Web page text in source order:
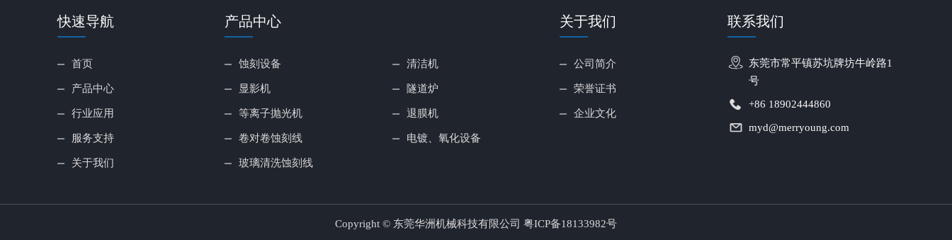
快速导航
首页
产品中心
行业应用
服务支持
关于我们
产品中心
蚀刻设备 清洁机
显影机 隧道炉
等离子抛光机 退膜机
卷对卷蚀刻线 电镀、氧化设备
玻璃清洗蚀刻线
关于我们
公司简介
荣誉证书
企业文化
联系我们
东莞市常平镇苏坑牌坊牛岭路1
号
+86 18902444860
myd@merryoung.com
Copyright © 东莞华洲机械科技有限公司 粤ICP备18133982号